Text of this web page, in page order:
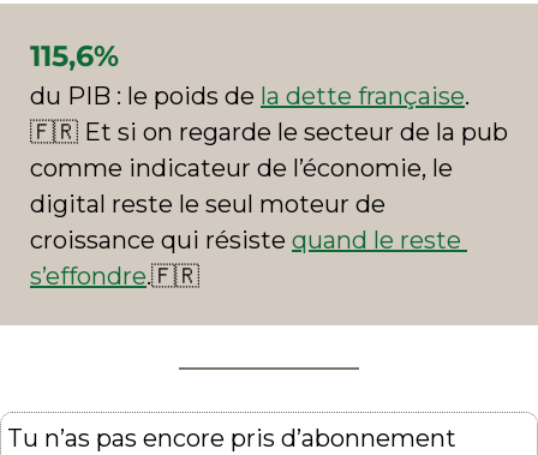
115,6%
du PIB : le poids de la dette française.
🇫🇷 Et si on regarde le secteur de la pub
comme indicateur de l’économie, le
digital reste le seul moteur de
croissance qui résiste quand le reste
s’effondre.🇫🇷
Tu n’as pas encore pris d’abonnement